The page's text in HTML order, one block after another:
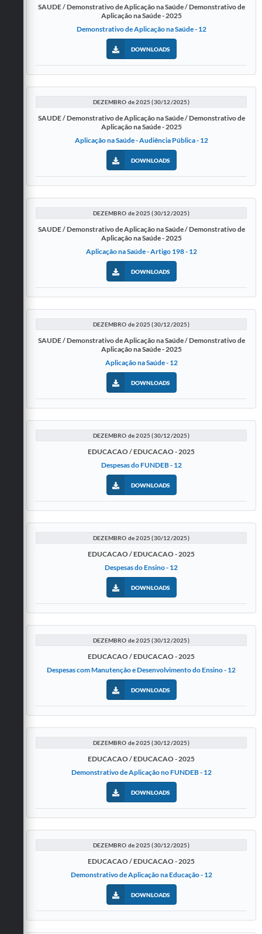
SAUDE / Demonstrativo de Aplicação na Saúde / Demonstrativo de
Aplicação na Saúde - 2025
Demonstrativo de Aplicação na Saúde - 12
DOWNLOADS
DEZEMBRO de 2025 (30/12/2025)
SAUDE / Demonstrativo de Aplicação na Saúde / Demonstrativo de
Aplicação na Saúde - 2025
Aplicação na Saúde - Audiência Pública - 12
DOWNLOADS
DEZEMBRO de 2025 (30/12/2025)
SAUDE / Demonstrativo de Aplicação na Saúde / Demonstrativo de
Aplicação na Saúde - 2025
Aplicação na Saúde - Artigo 198 - 12
DOWNLOADS
DEZEMBRO de 2025 (30/12/2025)
SAUDE / Demonstrativo de Aplicação na Saúde / Demonstrativo de
Aplicação na Saúde - 2025
Aplicação na Saúde - 12
DOWNLOADS
DEZEMBRO de 2025 (30/12/2025)
EDUCACAO / EDUCACAO - 2025
Despesas do FUNDEB - 12
DOWNLOADS
DEZEMBRO de 2025 (30/12/2025)
EDUCACAO / EDUCACAO - 2025
Despesas do Ensino - 12
DOWNLOADS
DEZEMBRO de 2025 (30/12/2025)
EDUCACAO / EDUCACAO - 2025
Despesas com Manutenção e Desenvolvimento do Ensino - 12
DOWNLOADS
DEZEMBRO de 2025 (30/12/2025)
EDUCACAO / EDUCACAO - 2025
Demonstrativo de Aplicação no FUNDEB - 12
DOWNLOADS
DEZEMBRO de 2025 (30/12/2025)
EDUCACAO / EDUCACAO - 2025
Demonstrativo de Aplicação na Educação - 12
DOWNLOADS